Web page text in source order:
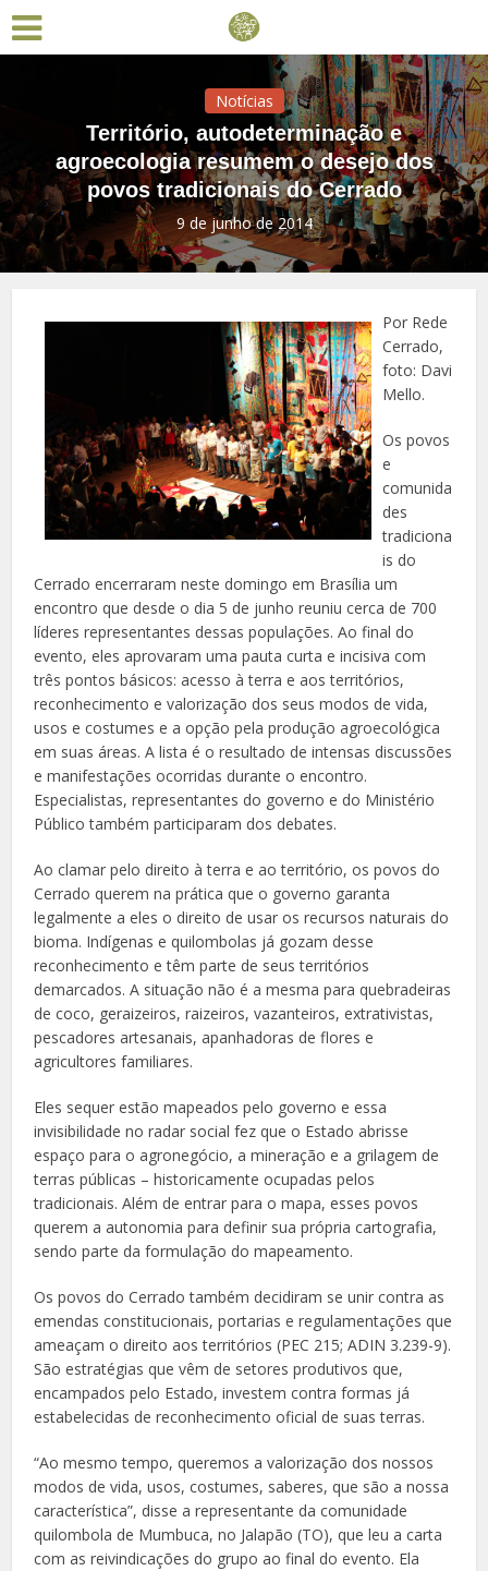
Notícias
Território, autodeterminação e
agroecologia resumem o desejo dos
povos tradicionais do Cerrado
9 de junho de 2014
Por Rede
Cerrado,
foto: Davi
Mello.
Os povos
e
comunida
des
tradiciona
is do
Cerrado encerraram neste domingo em Brasília um
encontro que desde o dia 5 de junho reuniu cerca de 700
líderes representantes dessas populações. Ao final do
evento, eles aprovaram uma pauta curta e incisiva com
três pontos básicos: acesso à terra e aos territórios,
reconhecimento e valorização dos seus modos de vida,
usos e costumes e a opção pela produção agroecológica
em suas áreas. A lista é o resultado de intensas discussões
e manifestações ocorridas durante o encontro.
Especialistas, representantes do governo e do Ministério
Público também participaram dos debates.
Ao clamar pelo direito à terra e ao território, os povos do
Cerrado querem na prática que o governo garanta
legalmente a eles o direito de usar os recursos naturais do
bioma. Indígenas e quilombolas já gozam desse
reconhecimento e têm parte de seus territórios
demarcados. A situação não é a mesma para quebradeiras
de coco, geraizeiros, raizeiros, vazanteiros, extrativistas,
pescadores artesanais, apanhadoras de flores e
agricultores familiares.
Eles sequer estão mapeados pelo governo e essa
invisibilidade no radar social fez que o Estado abrisse
espaço para o agronegócio, a mineração e a grilagem de
terras públicas – historicamente ocupadas pelos
tradicionais. Além de entrar para o mapa, esses povos
querem a autonomia para definir sua própria cartografia,
sendo parte da formulação do mapeamento.
Os povos do Cerrado também decidiram se unir contra as
emendas constitucionais, portarias e regulamentações que
ameaçam o direito aos territórios (PEC 215; ADIN 3.239-9).
São estratégias que vêm de setores produtivos que,
encampados pelo Estado, investem contra formas já
estabelecidas de reconhecimento oficial de suas terras.
“Ao mesmo tempo, queremos a valorização dos nossos
modos de vida, usos, costumes, saberes, que são a nossa
característica”, disse a representante da comunidade
quilombola de Mumbuca, no Jalapão (TO), que leu a carta
com as reivindicações do grupo ao final do evento. Ela